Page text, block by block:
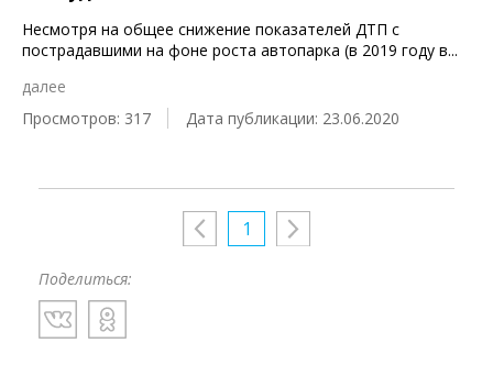
Несмотря на общее снижение показателей ДТП с
пострадавшими на фоне роста автопарка (в 2019 году в...
далее
Просмотров: 317
Дата публикации: 23.06.2020
1
Поделиться: